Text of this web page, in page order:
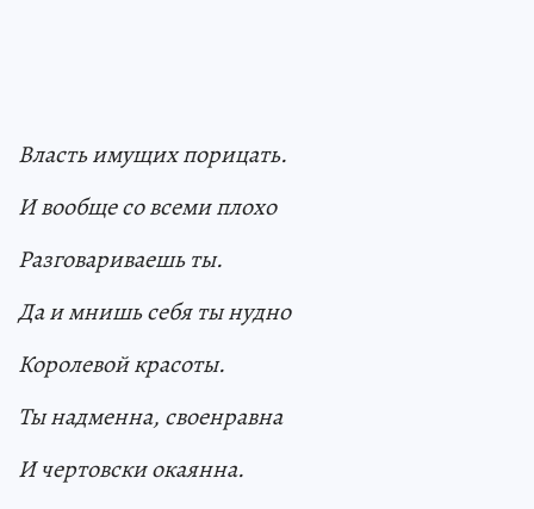
Власть имущих порицать.
И вообще со всеми плохо
Разговариваешь ты.
Да и мнишь себя ты нудно
Королевой красоты.
Ты надменна, своенравна
И чертовски окаянна.